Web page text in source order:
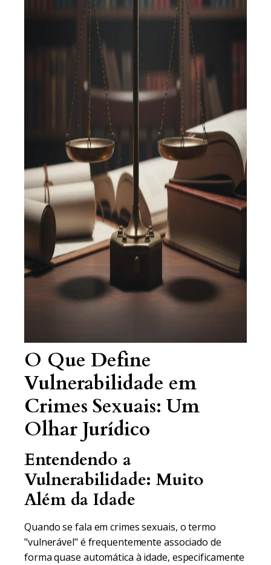
O Que Define
Vulnerabilidade em
Crimes Sexuais: Um
Olhar Jurídico
Entendendo a
Vulnerabilidade: Muito
Além da Idade
Quando se fala em crimes sexuais, o termo
"vulnerável" é frequentemente associado de
forma quase automática à idade, especificamente